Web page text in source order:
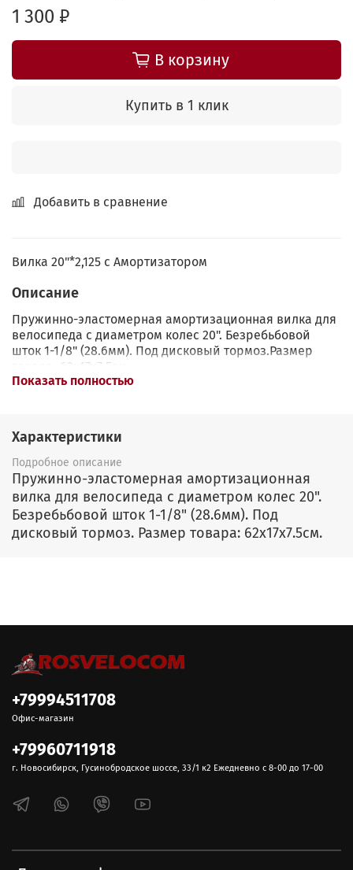
1 300 ₽
В корзину
Купить в 1 клик
Добавить в сравнение
Вилка 20"*2,125 с Амортизатором
Описание
Пружинно-эластомерная амортизационная вилка для
велосипеда с диаметром колес 20". Безребьбовой
шток 1-1/8" (28.6мм). Под дисковый тормоз.Размер
товара: 62x17x7.5см.
Показать полностью
Характеристики
Подробное описание
Пружинно-эластомерная амортизационная
вилка для велосипеда с диаметром колес 20".
Безребьбовой шток 1-1/8" (28.6мм). Под
дисковый тормоз. Размер товара: 62x17x7.5см.
+79994511708
Офис-магазин
+79960711918
г. Новосибирск, Гусинобродское шоссе, 33/1 к2 Ежедневно с 8-00 до 17-00